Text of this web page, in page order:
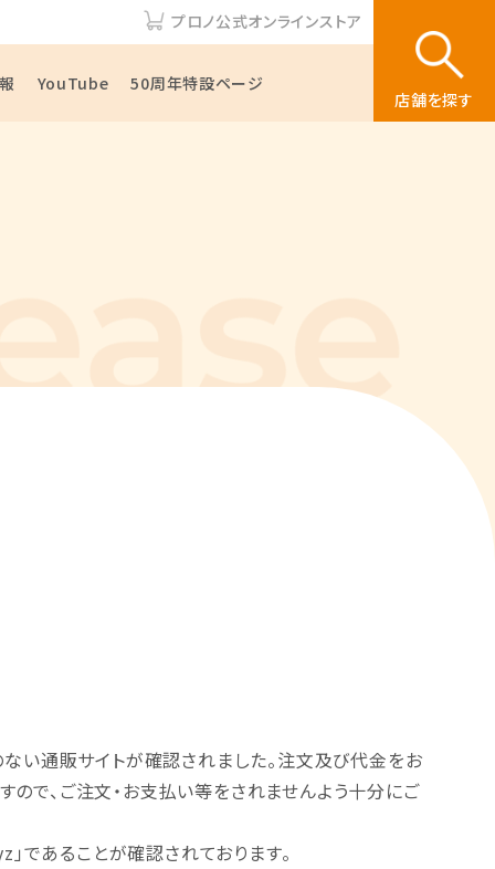
プロノ公式オンラインストア
YouTube 50周年特設ページ
店舗を探す
い通販サイトが確認されました。注文及び代金をお
で、ご注文・お支払い等をされませんよう十分にご
であることが確認されております。